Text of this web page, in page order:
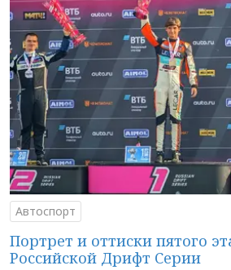
Автоспорт
Портрет и оттиски пятого
Российской Дрифт Серии